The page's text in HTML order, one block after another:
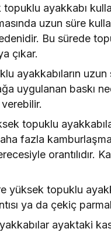
topuklu ayakkabı
uzun süre
Bu sürede
çıkar.
ayakkabıların uzun
uygulanan baskı
topuklu
fazla
orantılıdır.
yüksek topuklu
ya da çekiç
ayaktaki